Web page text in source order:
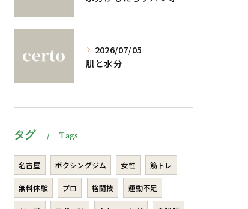
2026/07/05
肌と水分
タグ Tags
名古屋 ボクシングジム 女性 筋トレ
無料体験 プロ 格闘技 運動不足